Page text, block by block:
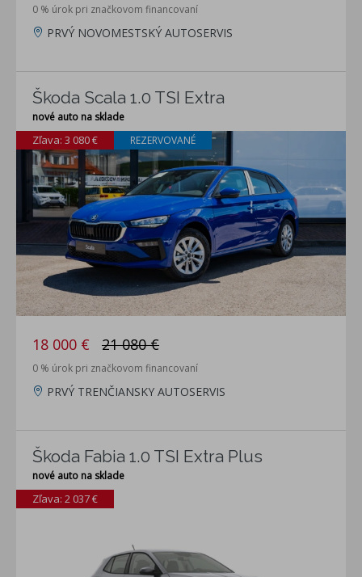
0 % úrok pri značkovom financovaní
PRVÝ NOVOMESTSKÝ AUTOSERVIS
Škoda Scala 1.0 TSI Extra
nové auto na sklade
Zľava: 3 080 € REZERVOVANÉ
18 000 € 21 080 €
0 % úrok pri značkovom financovaní
PRVÝ TRENČIANSKY AUTOSERVIS
Škoda Fabia 1.0 TSI Extra Plus
nové auto na sklade
Zľava: 2 037 €